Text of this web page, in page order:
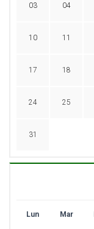
03 04
10 11
17 18
24 25
31
Lun Mar